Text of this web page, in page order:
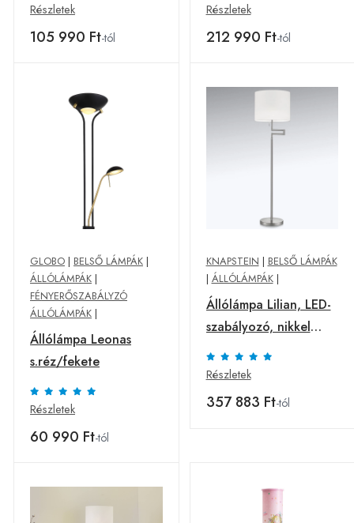
Részletek
105 990 Ft-tól
Részletek
212 990 Ft-tól
GLOBO | BELSŐ LÁMPÁK |
ÁLLÓLÁMPÁK |
FÉNYERŐSZABÁLYZÓ
ÁLLÓLÁMPÁK |
Állólámpa Leonas
s.réz/fekete
Részletek
60 990 Ft-tól
KNAPSTEIN | BELSŐ LÁMPÁK
| ÁLLÓLÁMPÁK|
Állólámpa Lilian, LED-
szabályozó, nikkel
matt/króm
Részletek
357 883 Ft-tól